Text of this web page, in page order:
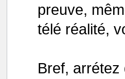
preuve,
télé réalité,
Bref,